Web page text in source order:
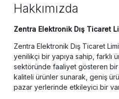
Hakkımızda
Zentra Elektronik Dış Ticaret
Zentra Elektronik Dış Ticaret
yenilikçi bir yapıya sahip, farklı
sektöründe faaliyet gösteren bir
kaliteli ürünler sunarak, geniş
pazar yerlerinde etkileyici bir